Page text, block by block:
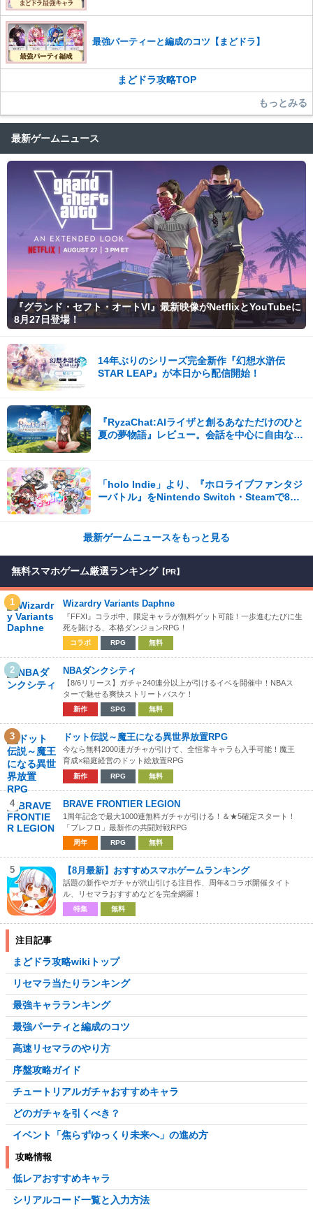
さい。
また、過度な利用規約の違反や、弊社に損害の及ぶ内容の書き込みがあ
った場合は、法的措置をとらせていただく場合もございますので、あら
かじめご理解くださいませ。
最強パーティーと編成のコツ【まどドラ】
まどドラ攻略TOP
もっとみる
最新ゲームニュース
『グランド・セフト・オートVI』最新映像がNetflixとYouTubeに
8月27日登場！
14年ぶりのシリーズ完全新作『幻想水滸伝
STAR LEAP』が本日から配信開始！
『RyzaChat:AIライザと創るあなただけのひと
夏の夢物語』レビュー。会話を中心に自由な冒
「holo Indie」より、『ホロライブファンタジ
ーバトル』をNintendo Switch・Steamで8月7
最新ゲームニュースをもっと見る
無料スマホゲーム厳選ランキング 【PR】
1 Wizardry Variants Daphne
『FFXI』コラボ中、限定キャラが無料ゲット可能！一歩進むたびに生
死を賭ける、本格ダンジョンRPG！
コラボ RPG 無料
2 NBAダンクシティ
【8/6リリース】ガチャ240連分以上が引けるイベを開催中！NBAス
ターで魅せる爽快ストリートバスケ！
新作 SPG 無料
3 ドット伝説～魔王になる異世界放置RPG
今なら無料2000連ガチャが引けて、全恒常キャラも入手可能！魔王
育成×箱庭経営のドット絵放置RPG
新作 RPG 無料
4 BRAVE FRONTIER LEGION
1周年記念で最大1000連無料ガチャが引ける！＆★5確定スタート！
「ブレフロ」最新作の共闘対戦RPG
周年 RPG 無料
5 【8月最新】おすすめスマホゲームランキング
話題の新作やガチャが沢山引ける注目作、周年&コラボ開催タイト
ル、リセマラおすすめなどを完全網羅！
特集 無料
注目記事
まどドラ攻略wikiトップ
リセマラ当たりランキング
最強キャラランキング
最強パーティと編成のコツ
高速リセマラのやり方
序盤攻略ガイド
チュートリアルガチャおすすめキャラ
どのガチャを引くべき？
イベント「焦らずゆっくり未来へ」の進め方
攻略情報
低レアおすすめキャラ
シリアルコード一覧と入力方法